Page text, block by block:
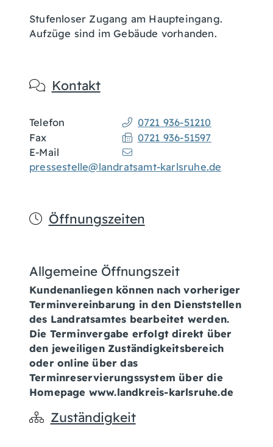
Stufenloser Zugang am Haupteingang.
Aufzüge sind im Gebäude vorhanden.
Kontakt
Telefon
0721 936-51210
Fax
0721 936-51597
E-Mail
pressestelle@landratsamt-karlsruhe.de
Öffnungszeiten
Allgemeine Öffnungszeit
Kundenanliegen können nach vorheriger
Terminvereinbarung in den Dienststellen
des Landratsamtes bearbeitet werden.
Die Terminvergabe erfolgt direkt über
den jeweiligen Zuständigkeitsbereich
oder online über das
Terminreservierungssystem über die
Homepage www.landkreis-karlsruhe.de
Zuständigkeit